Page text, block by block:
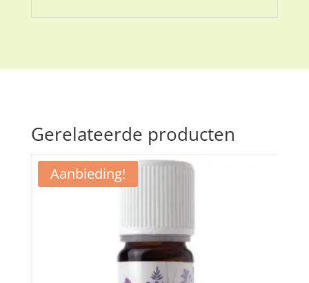
Gerelateerde producten
Aanbieding!